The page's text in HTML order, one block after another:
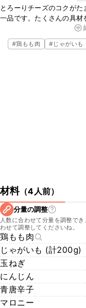
とろーりチーズのコクが
一品です。たくさんの具材
でこってりした味つけが
す。ぜひお試しください。
※『マロニー』は「マロニ
#鶏もも肉 #じゃがいも
材料（4人前）
分量の調整
人数に合わせて分量を調整で
わせて調整してくださいね。
鶏もも肉
じゃがいも (計200g)
玉ねぎ
にんじん
青唐辛子
マロニー